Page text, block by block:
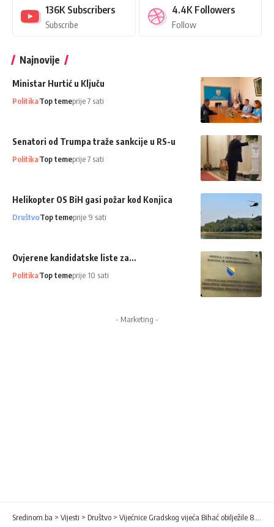
136K Subscribers
Subscribe
4.4K Followers
Follow
Najnovije
Ministar Hurtić u Ključu
PolitikaTop temeprije 7 sati
Senatori od Trumpa traže sankcije u RS-u
PolitikaTop temeprije 7 sati
Helikopter OS BiH gasi požar kod Konjica
DruštvoTop temeprije 9 sati
Ovjerene kandidatske liste za…
PolitikaTop temeprije 10 sati
- Marketing -
Sredinom.ba > Vijesti > Društvo > Vijećnice Gradskog vijeća Bihać obilježile 8. mart na poseban način